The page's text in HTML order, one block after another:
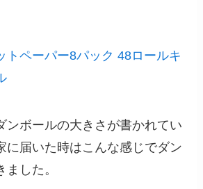
トペーパー8パック 48ロールキ
ンボールの大きさが書かれてい
に届いた時はこんな感じでダン
した。